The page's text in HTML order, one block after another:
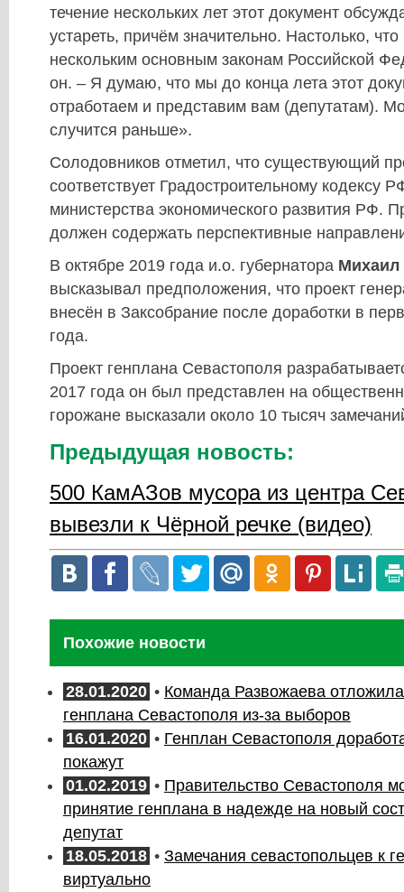
течение нескольких лет этот документ
устареть, причём значительно. Настолько,
нескольким основным законам Российской
он. – Я думаю, что мы до конца лета этот
отработаем и представим вам (депутатам).
случится раньше».
Солодовников отметил, что существующий
соответствует Градостроительному кодексу
министерства экономического развития РФ.
должен содержать перспективные
В октябре 2019 года и.о. губернатора Михаил
высказывал предположения, что проект
внесён в Заксобрание после доработки в
года.
Проект генплана Севастополя
2017 года он был представлен на
горожане высказали около 10 тысяч
Предыдущая новость:
500 КамАЗов мусора из центра
вывезли к Чёрной речке (видео)
Похожие новости
28.01.2020 • Команда Развожаева
генплана Севастополя из-за выборов
16.01.2020 • Генплан Севастополя
покажут
01.02.2019 • Правительство Севастополя
принятие генплана в надежде на новый
депутат
18.05.2018 • Замечания севастопольцев к
виртуально